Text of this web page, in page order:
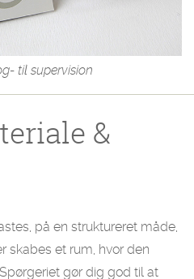
- til supervision
&
på en struktureret måde,
skabes et rum, hvor den
gør dig god til at